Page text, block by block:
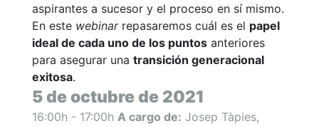
aspirantes a sucesor y el proceso en sí mismo.
En este webinarrepasaremos cuál es el papel
ideal de cada uno de los puntos anteriores
para asegurar una transición generacional
exitosa.
5 de octubre de 2021
16:00h - 17:00h A cargo de: Josep Tàpies,